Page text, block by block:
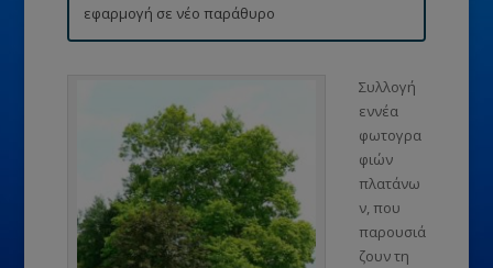
εφαρμογή σε νέο παράθυρο
Συλλογή
εννέα
φωτογρα
φιών
πλατάνω
ν, που
παρουσιά
ζουν τη